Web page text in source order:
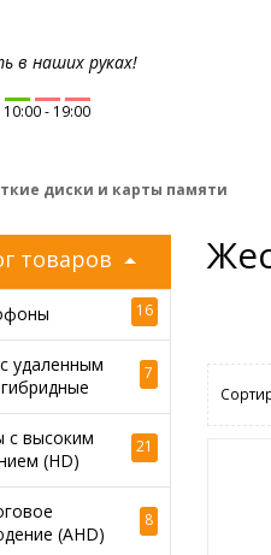
в наших руках!
10:00 19:00
диски и карты памяти
товаров
16
7
удаленным
21
высоким
(HD)
8
(AHD)